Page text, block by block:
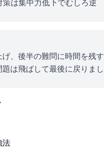
は集中力低下でむしろ逆
、後半の難問に時間を残す
は飛ばして最後に戻りまし
法